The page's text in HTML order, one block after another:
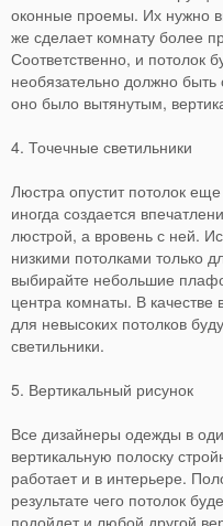
оконные проемы. Их нужно
же сделает комнату более
Соответственно, и потолок
необязательно должно
оно было вытянутым,
4. Точечные светильники
Люстра опустит потолок
иногда создается
люстрой, а вровень с ней.
низкими потолками только
выбирайте небольшие
центра комнаты. В качестве
для невысоких потолков
светильники.
5. Вертикальный рисунок
Все дизайнеры одежды в
вертикальную полоску
работает и в интерьере.
результате чего потолок
подойдет и любой другой